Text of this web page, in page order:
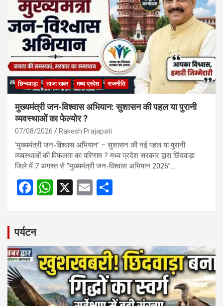
o
k
p
p
छिन्दवाड़ा ताजा खबर मध्य प्रदेश राजनीति
मुख्यमंत्री जन-विश्वास अभियान: सुशासन की पहल या पुरानी
व्यवस्थाओं का फेल्योर ?
07/08/2026 Rakesh Prajapati
‘मुख्यमंत्री जन-विश्वास अभियान’ – सुशासन की नई पहल या पुरानी
व्यवस्थाओं की विफलता का परिणाम ? मध्य प्रदेश सरकार द्वारा छिंदवाड़ा
जिले में 7 अगस्त से “मुख्यमंत्री जन-विश्वास अभियान 2026”…
F
b
o
o
k
W
A
p
p
X
E
पर्यटन